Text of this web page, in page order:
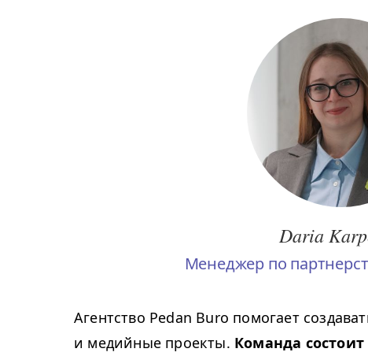
Daria
Менеджер по
Агентство Pedan Buro помогает
и медийные проекты. Команда